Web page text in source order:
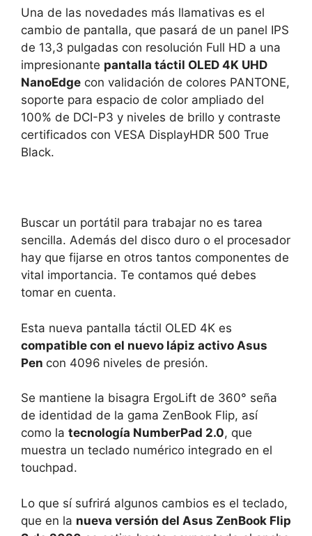
Una de las novedades más llamativas es el
cambio de pantalla, que pasará de un panel IPS
de 13,3 pulgadas con resolución Full HD a una
impresionante pantalla táctil OLED 4K UHD
NanoEdge con validación de colores PANTONE,
soporte para espacio de color ampliado del
100% de DCI-P3 y niveles de brillo y contraste
certificados con VESA DisplayHDR 500 True
Black.
Buscar un portátil para trabajar no es tarea
sencilla. Además del disco duro o el procesador
hay que fijarse en otros tantos componentes de
vital importancia. Te contamos qué debes
tomar en cuenta.
Esta nueva pantalla táctil OLED 4K es
compatible con el nuevo lápiz activo Asus
Pen con 4096 niveles de presión.
Se mantiene la bisagra ErgoLift de 360° seña
de identidad de la gama ZenBook Flip, así
como la tecnología NumberPad 2.0, que
muestra un teclado numérico integrado en el
touchpad.
Lo que sí sufrirá algunos cambios es el teclado,
que en la nueva versión del Asus ZenBook Flip